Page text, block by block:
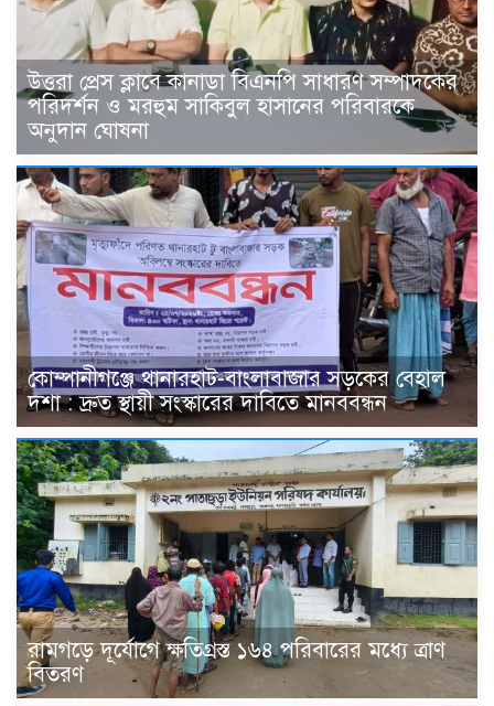
উত্তরা প্রেস ক্লাবে কানাডা বিএনপি সাধারণ সম্পাদকের
পরিদর্শন ও মরহুম সাকিবুল হাসানের পরিবারকে
অনুদান ঘোষনা
কোম্পানীগঞ্জে থানারহাট-বাংলাবাজার সড়কের বেহাল
দশা : দ্রুত স্থায়ী সংস্কারের দাবিতে মানববন্ধন
রামগড়ে দূর্যোগে ক্ষতিগ্রস্ত ১৬৪ পরিবারের মধ্যে ত্রাণ
বিতরণ